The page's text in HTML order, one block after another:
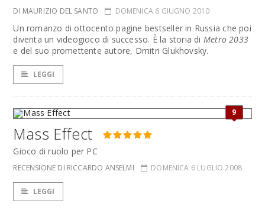
DI MAURIZIO DEL SANTO DOMENICA 6 GIUGNO 2010
Un romanzo di ottocento pagine bestseller in Russia che poi
diventa un videogioco di successo. È la storia di Metro 2033
e del suo promettente autore, Dmitri Glukhovsky.
LEGGI
9
Mass Effect
Gioco di ruolo per PC
RECENSIONE DI RICCARDO ANSELMI DOMENICA 6 LUGLIO 2008
LEGGI